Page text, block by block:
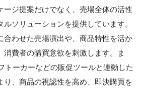
ージ提案だけでなく、売場全体の活性
ソリューションを提供しています。
合わせた売場演出や、商品特性を活か
消費者の購買意欲を刺激します。ま
トーカーなどの販促ツールと連動した
り、商品の視認性を高め、即決購買を